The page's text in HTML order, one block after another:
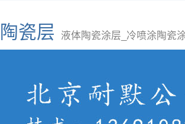
陶瓷层 液体陶瓷涂层_冷喷涂陶瓷